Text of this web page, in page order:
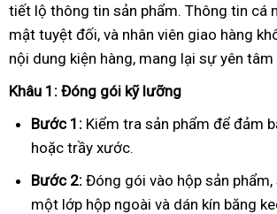
tiết lộ thông tin sản phẩm. Thông tin cá
mật tuyệt đối, và nhân viên giao hàng
nội dung kiện hàng, mang lại sự yên tâm
Khâu 1: Đóng gói kỹ lưỡng
Bước 1: Kiểm tra sản phẩm để đảm
hoặc trầy xước.
Bước 2: Đóng gói vào hộp sản
một lớp hộp ngoài và dán kín băng